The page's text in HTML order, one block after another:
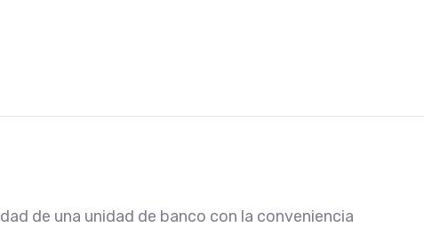
de una unidad de banco con la conveniencia